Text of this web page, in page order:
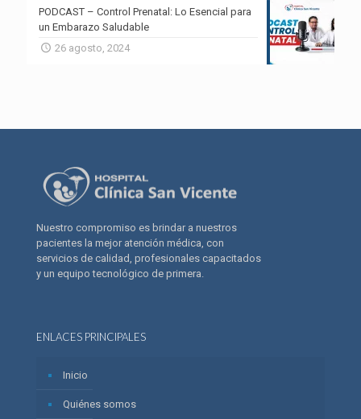
PODCAST – Control Prenatal: Lo Esencial para
un Embarazo Saludable
26 agosto, 2024
Nuestro compromiso es brindar a nuestros
pacientes la mejor atención médica, con
servicios de calidad, profesionales capacitados
y un equipo tecnológico de primera.
ENLACES PRINCIPALES
Inicio
Quiénes somos